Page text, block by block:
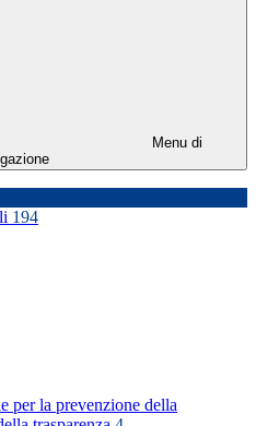
Menu di
194
per la prevenzione della